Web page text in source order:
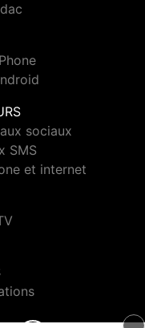
sociaux
SMS
et internet